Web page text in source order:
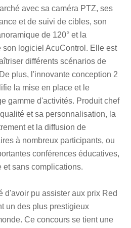
avec sa caméra PTZ, ses
et de suivi de cibles, son
de 120° et la
logiciel AcuControl. Elle est
différents scénarios de
plus, l'innovante conception 2
la mise en place et le
gamme d'activités. Produit chef
et sa personnalisation, la
et la diffusion de
à nombreux participants, ou
conférences éducatives,
et sans complications.
d'avoir pu assister aux prix Red
un des plus prestigieux
Ce concours se tient une